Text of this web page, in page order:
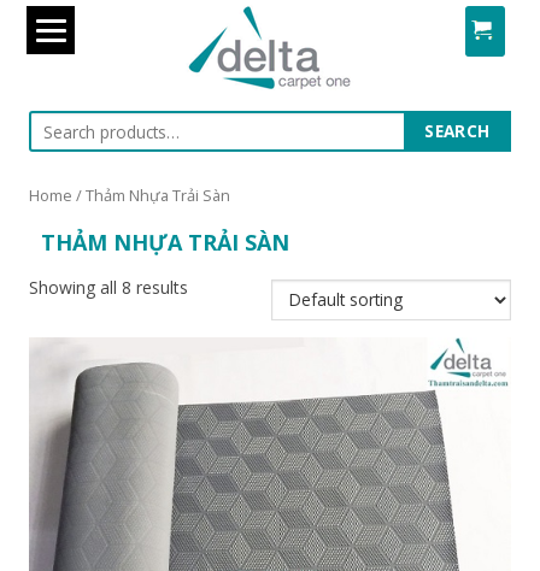
Search
for:
SEARCH
Home / Thảm Nhựa Trải Sàn
THẢM NHỰA TRẢI SÀN
Showing all 8 results